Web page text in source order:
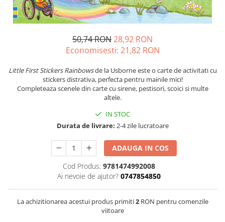
50,74 RON28,92 RON
Economisesti: 21,82 RON
Little First Stickers Rainbowsde la Usborne este o carte de activitati cu
stickers distrativa, perfecta pentru mainile mici!
Completeaza scenele din carte cu sirene, pestisori, scoici si multe
altele.
IN STOC
Durata de livrare: 2-4 zile lucratoare
ADAUGA IN COS
Cod Produs: 9781474992008
Ai nevoie de ajutor? 0747854850
La achizitionarea acestui produs primiti2RON pentru comenzile
viitoare